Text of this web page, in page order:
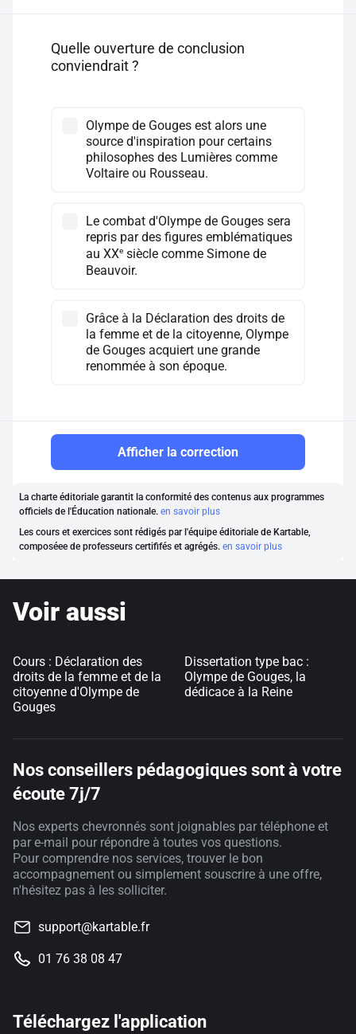
Quelle ouverture de conclusion
conviendrait ?
Olympe de Gouges est alors une
source d'inspiration pour certains
philosophes des Lumières comme
Voltaire ou Rousseau.
Le combat d'Olympe de Gouges sera
repris par des figures emblématiques
au XXe siècle comme Simone de
Beauvoir.
Grâce à la Déclaration des droits de
la femme et de la citoyenne, Olympe
de Gouges acquiert une grande
renommée à son époque.
Afficher la correction
La charte éditoriale garantit la conformité des contenus aux programmes
officiels de l'Éducation nationale. en savoir plus
Les cours et exercices sont rédigés par l'équipe éditoriale de Kartable,
composéee de professeurs certififés et agrégés. en savoir plus
Voir aussi
Cours : Déclaration des
droits de la femme et de la
citoyenne d'Olympe de
Gouges
Dissertation type bac :
Olympe de Gouges, la
dédicace à la Reine
Nos conseillers pédagogiques sont à votre
écoute 7j/7
Nos experts chevronnés sont joignables par téléphone et
par e-mail pour répondre à toutes vos questions.
Pour comprendre nos services, trouver le bon
accompagnement ou simplement souscrire à une offre,
n'hésitez pas à les solliciter.
support@kartable.fr
01 76 38 08 47
Téléchargez l'application